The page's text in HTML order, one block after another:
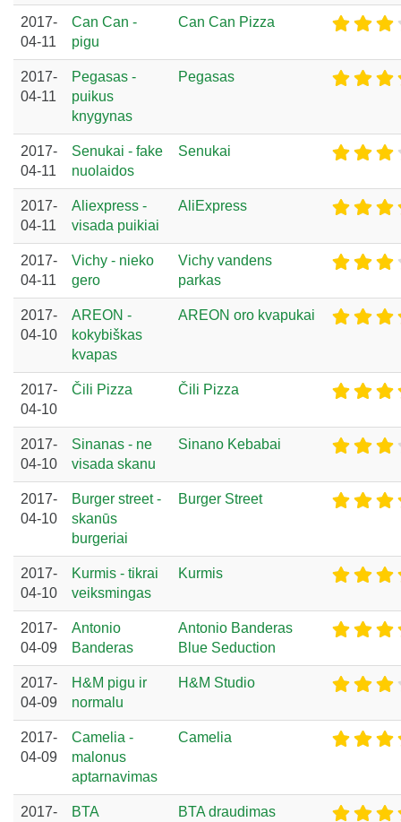
2017-
04-11
Can Can -
pigu
Can Can Pizza
2017-
04-11
Pegasas -
puikus
knygynas
Pegasas
2017-
04-11
Senukai - fake
nuolaidos
Senukai
2017-
04-11
Aliexpress -
visada puikiai
AliExpress
2017-
04-11
Vichy - nieko
gero
Vichy vandens
parkas
2017-
04-10
AREON -
kokybiškas
kvapas
AREON oro kvapukai
2017-
04-10
Čili Pizza Čili Pizza
2017-
04-10
Sinanas - ne
visada skanu
Sinano Kebabai
2017-
04-10
Burger street -
skanūs
burgeriai
Burger Street
2017-
04-10
Kurmis - tikrai
veiksmingas
Kurmis
2017-
04-09
Antonio
Banderas
Antonio Banderas
Blue Seduction
2017-
04-09
H&M pigu ir
normalu
H&M Studio
2017-
04-09
Camelia -
malonus
aptarnavimas
Camelia
2017-
BTA
BTA draudimas